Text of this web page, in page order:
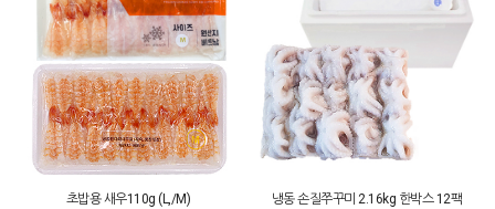
초밥용 새우110g (L,/M) 냉동 손질쭈꾸미 2.16kg 한박스 12팩